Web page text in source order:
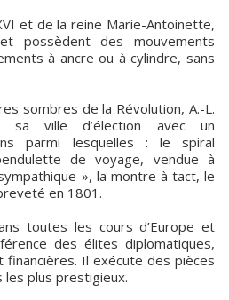
et de la reine Marie-Antoinette,
possèdent des mouvements
à ancre ou à cylindre, sans
sombres de la Révolution, A.-L.
sa ville d’élection avec un
parmi lesquelles : le spiral
de voyage, vendue à
», la montre à tact, le
en 1801.
toutes les cours d’Europe et
des élites diplomatiques,
Il exécute des pièces
les plus prestigieux.